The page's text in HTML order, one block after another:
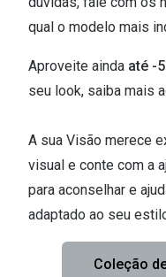
qual o modelo mais
Aproveite ainda até -
seu look, saiba mais
A sua Visão merece
visual e conte com a
para aconselhar e
adaptado ao seu
Coleção